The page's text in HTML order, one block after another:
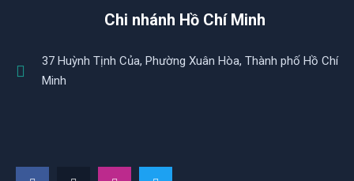
Chi nhánh Hồ Chí Minh
37 Huỳnh Tịnh Của, Phường Xuân Hòa, Thành phố Hồ Chí
Minh